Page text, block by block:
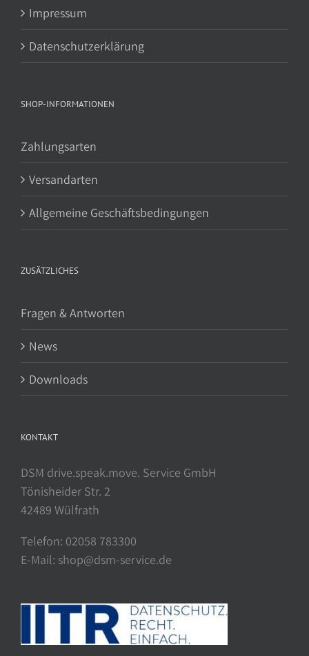
Impressum
Datenschutzerklärung
SHOP-INFORMATIONEN
Zahlungsarten
Versandarten
Allgemeine Geschäftsbedingungen
ZUSÄTZLICHES
Fragen & Antworten
News
Downloads
KONTAKT
DSM drive.speak.move. Service GmbH
Tönisheider Str. 2
42489 Wülfrath
Telefon: 02058 783300
E-Mail: shop@dsm-service.de